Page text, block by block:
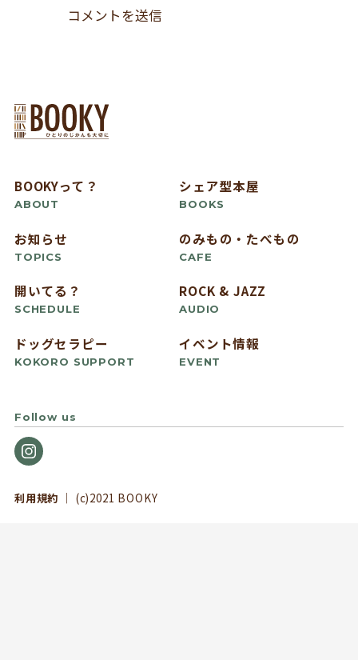
BOOKYって？
ABOUT
シェア型本屋
BOOKS
お知らせ
TOPICS
のみもの・たべもの
CAFE
開いてる？
SCHEDULE
ROCK & JAZZ
AUDIO
ドッグセラピー
KOKORO SUPPORT
イベント情報
EVENT
Follow us
利用規約 ｜ (c)2021 BOOKY